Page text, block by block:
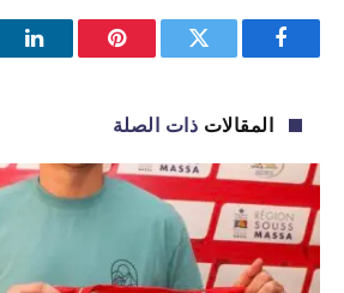
فيسبوك تويتر بينتيريست
المقالات ذات الصلة